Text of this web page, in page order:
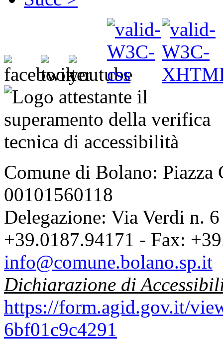
Comune di Bolano:
00101560118
Delegazione: Via Verdi n.
+39.0187.94171 - Fax:
info@comune.bolano.sp.it
Dichiarazione di
https://form.agid.gov.it/
6bf01c9c4291